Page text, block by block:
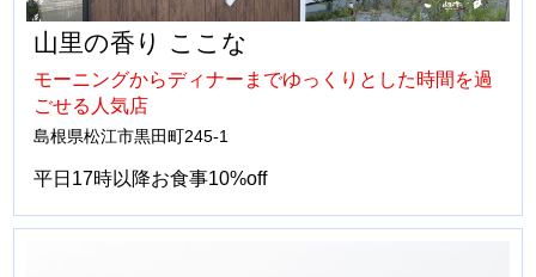
山里の香り ここな
モーニングからディナーまでゆっくりとした時間を過
ごせる人気店
島根県松江市黒田町245-1
平日17時以降お食事10%off